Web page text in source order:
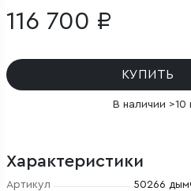
116 700 ₽
КУПИТЬ
В наличии >10
Характеристики
Артикул
50266